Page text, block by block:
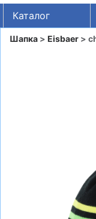
Каталог
UA RU EN
ШОЛОМИ,
БІГ, ФІТНЕС,
Шапка > Eisbaer >